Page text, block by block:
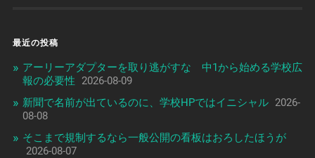
最近の投稿
アーリーアダプターを取り逃がすな 中1から始める学校広
報の必要性
2026-08-09
新聞で名前が出ているのに、学校HPではイニシャル 2026-
08-08
そこまで規制するなら一般公開の看板はおろしたほうが
2026-08-07